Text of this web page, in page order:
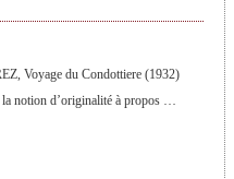
Voyage du Condottiere (1932)
la notion d’originalité à propos …